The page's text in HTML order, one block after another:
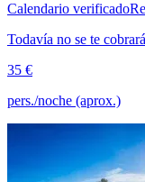
Calendario verificado
Todavía no se te
35 €
pers./noche (aprox.)